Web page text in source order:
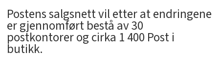
Postens salgsnett vil etter at endringene
er gjennomført bestå av 30
postkontorer og cirka 1 400 Post i
butikk.